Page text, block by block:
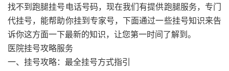
找不到跑腿挂号电话号码，现在我们有提供跑腿服务，专门
代挂号，能帮助你挂到专家号，下面通过一些挂号知识来告
诉你这方面一下最新的知识，让您第一时间了解到。
医院挂号攻略服务
一、挂号攻略：最全挂号方式指引